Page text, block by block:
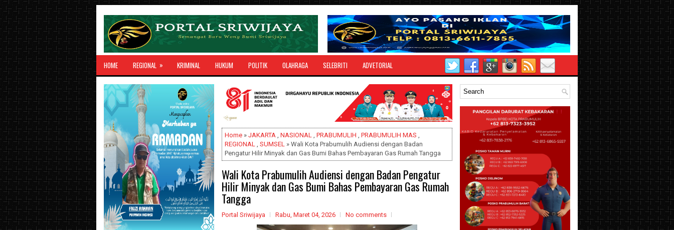
HOME REGIONAL » KRIMINAL HUKUM POLITIK OLAHRAGA SELEBRITI ADVETORIAL
Home » JAKARTA , NASIONAL , PRABUMULIH , PRABUMULIH MAS ,
REGIONAL , SUMSEL » Wali Kota Prabumulih Audiensi dengan Badan
Pengatur Hilir Minyak dan Gas Bumi Bahas Pembayaran Gas Rumah Tangga
Wali Kota Prabumulih Audiensi dengan Badan Pengatur
Hilir Minyak dan Gas Bumi Bahas Pembayaran Gas Rumah
Tangga
Portal Sriwijaya Rabu, Maret 04, 2026 No comments